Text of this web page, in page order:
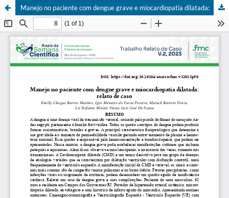
Manejo no paciente com dengue grave e miocardiopatia dilatada: